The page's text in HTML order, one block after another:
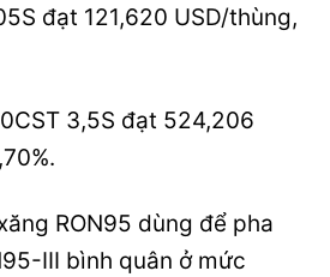
đạt 121,620 USD/thùng,
3,5S đạt 524,206
RON95 dùng để pha
III bình quân ở mức